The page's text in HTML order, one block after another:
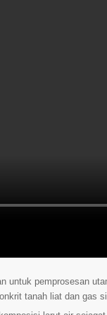
untuk pemprosesan
tanah liat dan gas